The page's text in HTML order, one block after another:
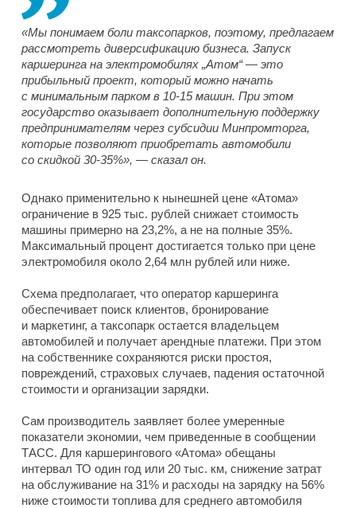
«Мы понимаем боли таксопарков, поэтому, предлагаем
рассмотреть диверсификацию бизнеса. Запуск
каршеринга на электромобилях „Атом“ — это
прибыльный проект, который можно начать
с минимальным парком в 10-15 машин. При этом
государство оказывает дополнительную поддержку
предпринимателям через субсидии Минпромторга,
которые позволяют приобретать автомобили
со скидкой 30-35%», — сказал он.
Однако применительно к нынешней цене «Атома»
ограничение в 925 тыс. рублей снижает стоимость
машины примерно на 23,2%, а не на полные 35%.
Максимальный процент достигается только при цене
электромобиля около 2,64 млн рублей или ниже.
Схема предполагает, что оператор каршеринга
обеспечивает поиск клиентов, бронирование
и маркетинг, а таксопарк остается владельцем
автомобилей и получает арендные платежи. При этом
на собственнике сохраняются риски простоя,
повреждений, страховых случаев, падения остаточной
стоимости и организации зарядки.
Сам производитель заявляет более умеренные
показатели экономии, чем приведенные в сообщении
ТАСС. Для каршерингового «Атома» обещаны
интервал ТО один год или 20 тыс. км, снижение затрат
на обслуживание на 31% и расходы на зарядку на 56%
ниже стоимости топлива для среднего автомобиля